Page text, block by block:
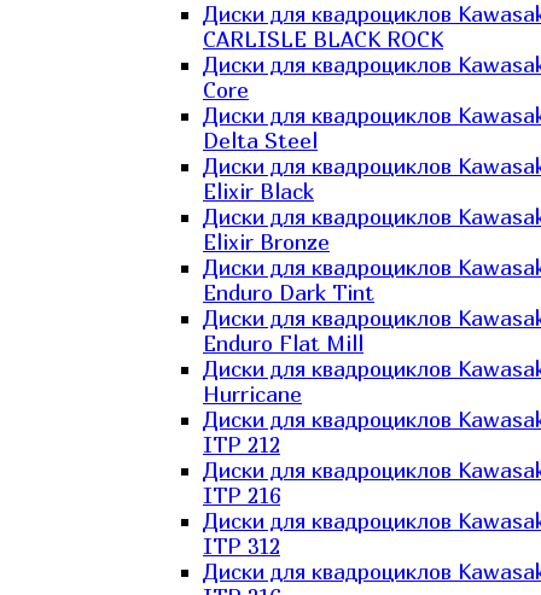
Диски для квадроциклов
CARLISLE BLACK ROCK
Диски для квадроциклов
Core
Диски для квадроциклов
Delta Steel
Диски для квадроциклов
Elixir Black
Диски для квадроциклов
Elixir Bronze
Диски для квадроциклов
Enduro Dark Tint
Диски для квадроциклов
Enduro Flat Mill
Диски для квадроциклов
Hurricane
Диски для квадроциклов
ITP 212
Диски для квадроциклов
ITP 216
Диски для квадроциклов
ITP 312
Диски для квадроциклов